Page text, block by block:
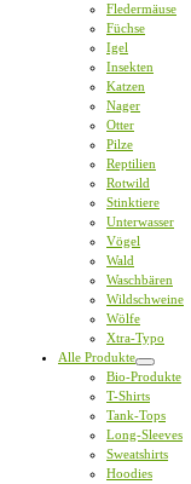
Fledermäuse
Füchse
Igel
Insekten
Katzen
Nager
Otter
Pilze
Reptilien
Rotwild
Stinktiere
Unterwasser
Vögel
Wald
Waschbären
Wildschweine
Wölfe
Xtra-Typo
Alle Produkte
Bio-Produkte
T-Shirts
Tank-Tops
Long-Sleeves
Sweatshirts
Hoodies